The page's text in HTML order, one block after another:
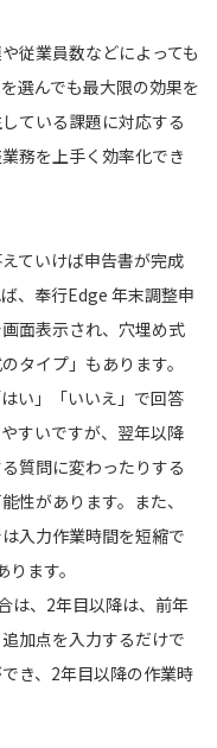
従業員数などによっても
選んでも最大限の効果を
ている課題に対応する
務を上手く効率化でき
ていけば申告書が完成
、奉行Edge 年末調整申
面表示され、穴埋め式
タイプ」もあります。
い」「いいえ」で回答
すいですが、翌年以降
質問に変わったりする
性があります。また、
入力作業時間を短縮で
ます。
は、2年目以降は、前年
加点を入力するだけで
き、2年目以降の作業時